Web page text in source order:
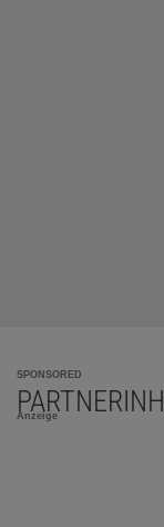
SPONSORED
Anzeige